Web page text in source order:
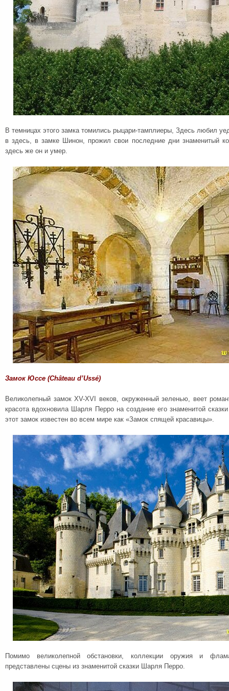
В темницах этого замка томились рыцари-тамплиеры, Здесь любил
в здесь, в замке Шинон, прожил свои последние дни знаменитый
здесь же он и умер.
Замок Юссе (Château d’Ussé)
Великолепный замок XV-XVI веков, окруженный зеленью, веет
красота вдохновила Шарля Перро на создание его знаменитой
этот замок известен во всем мире как «Замок спящей красавицы».
Помимо великолепной обстановки, коллекции оружия и
представлены сцены из знаменитой сказки Шарля Перро.